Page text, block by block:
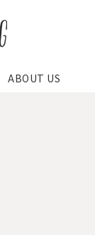
ABOUT US